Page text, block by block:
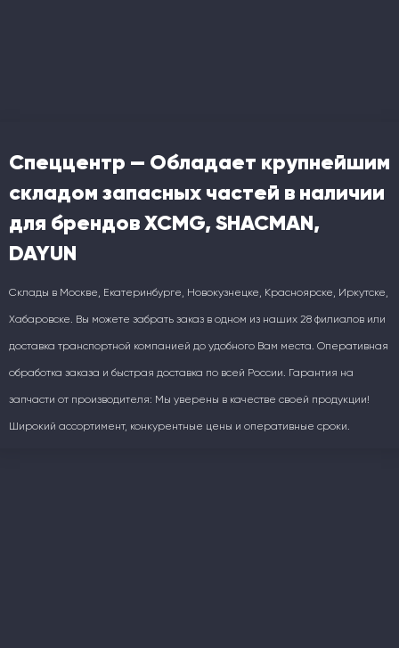
Спеццентр — Обладает крупнейшим
складом запасных частей в наличии
для брендов XCMG, SHACMAN,
DAYUN
Склады в Москве, Екатеринбурге, Новокузнецке, Красноярске, Иркутске,
Хабаровске. Вы можете забрать заказ в одном из наших 28 филиалов или
доставка транспортной компанией до удобного Вам места. Оперативная
обработка заказа и быстрая доставка по всей России. Гарантия на
запчасти от производителя: Мы уверены в качестве своей продукции!
Широкий ассортимент, конкурентные цены и оперативные сроки.